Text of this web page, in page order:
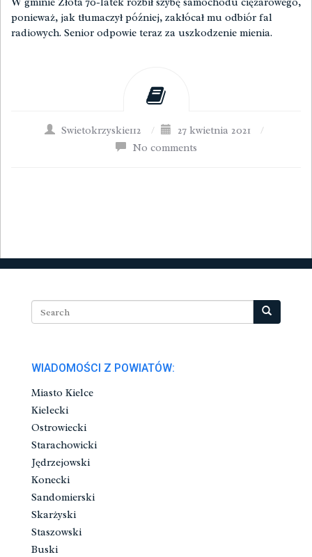
ponieważ, jak tłumaczył później, zakłócał mu odbiór fal
radiowych. Senior odpowie teraz za uszkodzenie mienia.
Swietokrzyskie112 / 27 kwietnia 2021
/
No comments
WIADOMOŚCI Z POWIATÓW:
Miasto Kielce
Kielecki
Ostrowiecki
Starachowicki
Jędrzejowski
Konecki
Sandomierski
Skarżyski
Staszowski
Buski